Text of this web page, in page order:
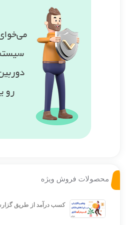
محصولات فروش ویژه
کسب درآمد از طریق